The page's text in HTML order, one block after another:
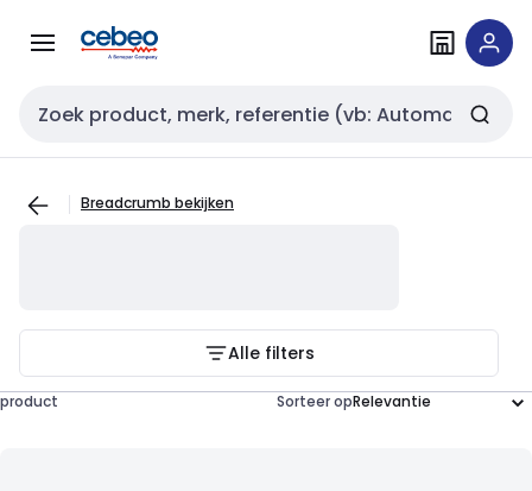
naar
naar
Zoekveld invoer
Breadcrumb bekijken
Alle filters
product Sorteer op